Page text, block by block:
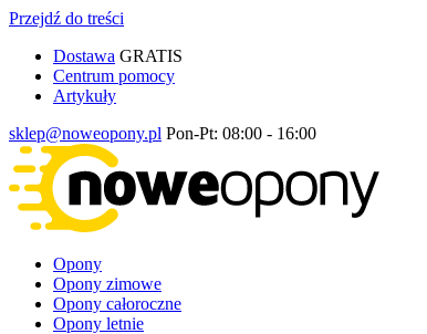
Przejdź do treści
Dostawa GRATIS
Centrum pomocy
Artykuły
sklep@noweopony.pl Pon-Pt: 08:00 - 16:00
Opony
Opony zimowe
Opony całoroczne
Opony letnie